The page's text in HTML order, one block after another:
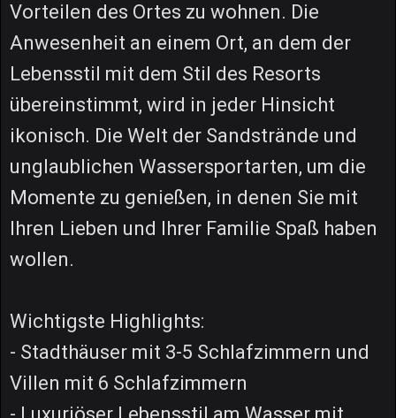
Vorteilen des Ortes zu wohnen. Die
Anwesenheit an einem Ort, an dem der
Lebensstil mit dem Stil des Resorts
übereinstimmt, wird in jeder Hinsicht
ikonisch. Die Welt der Sandstrände und
unglaublichen Wassersportarten, um die
Momente zu genießen, in denen Sie mit
Ihren Lieben und Ihrer Familie Spaß haben
wollen.
Wichtigste Highlights:
- Stadthäuser mit 3-5 Schlafzimmern und
Villen mit 6 Schlafzimmern